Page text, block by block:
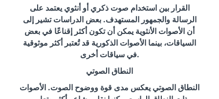
القرار بين استخدام صوت ذكري أو أنثوي يعتمد على
الرسالة والجمهور المستهدف. بعض الدراسات تشير إلى
أن الأصوات الأنثوية يمكن أن تكون أكثر إقناعًا في بعض
السياقات، بينما الأصوات الذكورية قد تُعتبر أكثر موثوقية
في سياقات أخرى.
النطاق الصوتي
النطاق الصوتي يعكس مدى قوة ووضوح الصوت. الأصوات